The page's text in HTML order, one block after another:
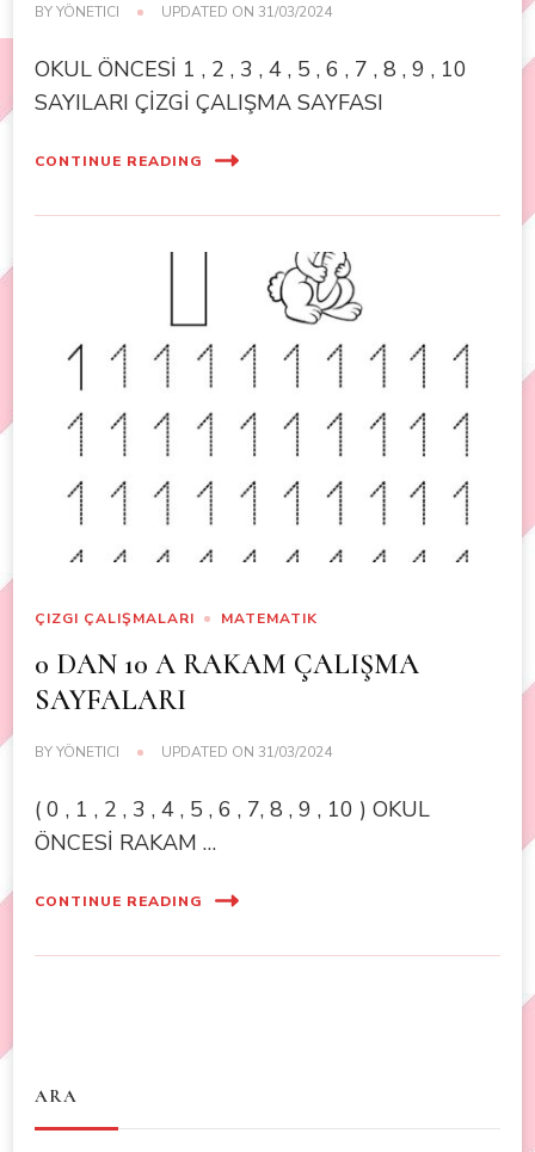
BYYÖNETICI UPDATED ON 31/03/2024
OKUL ÖNCESİ 1 , 2 , 3 , 4 , 5 , 6 , 7 , 8 , 9 , 10
SAYILARI ÇİZGİ ÇALIŞMA SAYFASI
CONTINUE READING
ÇIZGI ÇALIŞMALARI MATEMATIK
0 DAN 10 A RAKAM ÇALIŞMA
SAYFALARI
BYYÖNETICI UPDATED ON 31/03/2024
( 0 , 1 , 2 , 3 , 4 , 5 , 6 , 7, 8 , 9 , 10 ) OKUL
ÖNCESİ RAKAM …
CONTINUE READING
ARA